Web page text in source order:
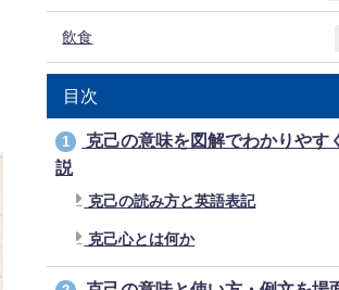
飲食
目次
1
克己の意味を図解でわかりやす
説
克己の読み方と英語表記
克己心とは何か